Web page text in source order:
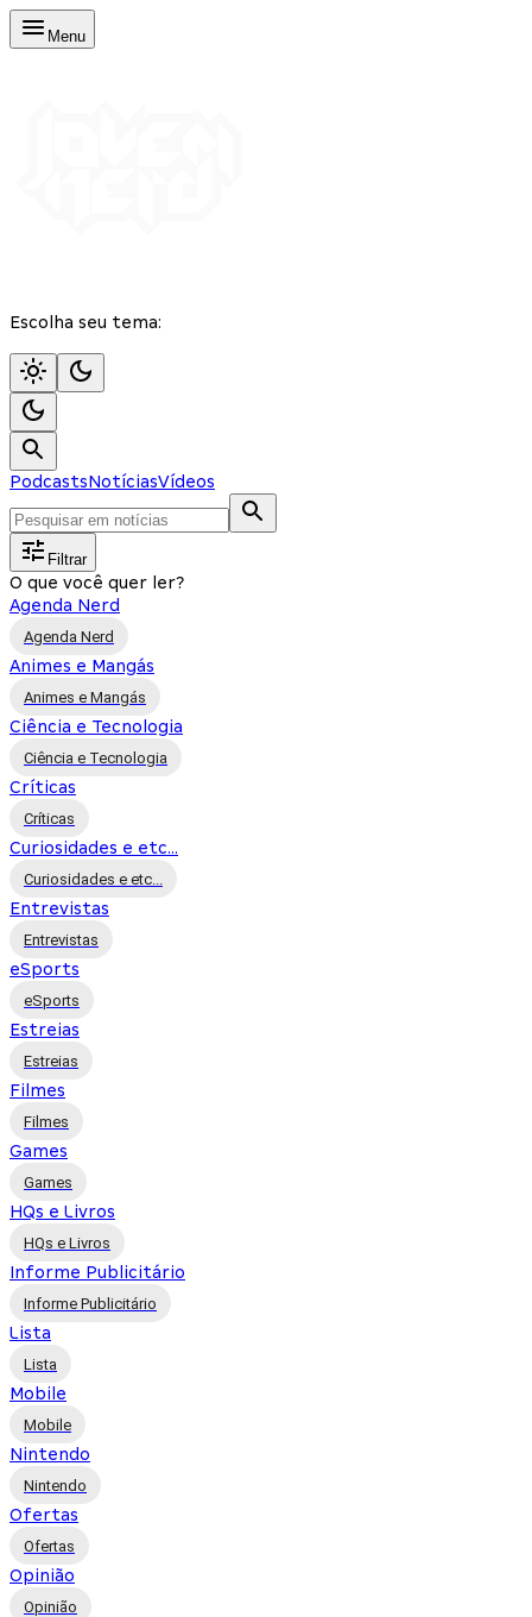
Menu
Escolha seu tema:
PodcastsNotíciasVídeos
Filtrar
O que você quer ler?
Agenda Nerd
Agenda Nerd
Animes e Mangás
Animes e Mangás
Ciência e Tecnologia
Ciência e Tecnologia
Críticas
Críticas
Curiosidades e etc...
Curiosidades e etc...
Entrevistas
Entrevistas
eSports
eSports
Estreias
Estreias
Filmes
Filmes
Games
Games
HQs e Livros
HQs e Livros
Informe Publicitário
Informe Publicitário
Lista
Lista
Mobile
Mobile
Nintendo
Nintendo
Ofertas
Ofertas
Opinião
Opinião